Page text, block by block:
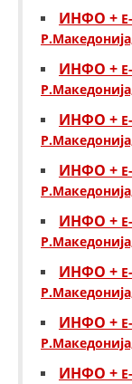
ИНФО +
ИНФО +
ИНФО +
ИНФО +
ИНФО +
ИНФО +
ИНФО +
ИНФО +